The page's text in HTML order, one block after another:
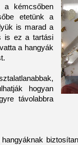
a kémcsőben
etetünk a
is marad a
is ez a tartási
a hangyák
hogyan
távolabbra